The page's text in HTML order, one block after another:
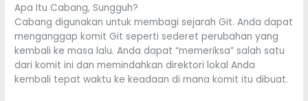
Apa Itu Cabang, Sungguh?
Cabang digunakan untuk membagi sejarah Git. Anda dapat
menganggap komit Git seperti sederet perubahan yang
kembali ke masa lalu. Anda dapat “memeriksa” salah satu
dari komit ini dan memindahkan direktori lokal Anda
kembali tepat waktu ke keadaan di mana komit itu dibuat.